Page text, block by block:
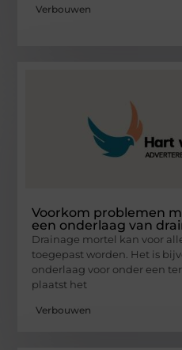
Verbouwen
Voorkom problemen
een onderlaag van
Drainage mortel kan voor
toegepast worden. Het is
onderlaag voor onder een
plaatst het
Verbouwen